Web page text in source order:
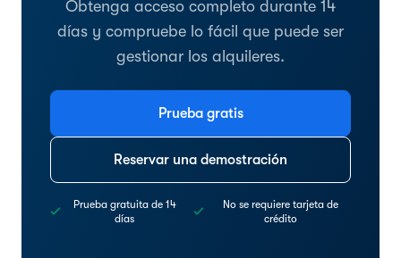
Obtenga acceso completo durante 14
días y compruebe lo fácil que puede ser
gestionar los alquileres.
Prueba gratis
Reservar una demostración
Prueba gratuita de 14
días
No se requiere tarjeta de
crédito